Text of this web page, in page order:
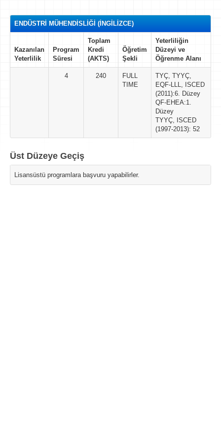
ENDÜSTRİ MÜHENDİSLİĞİ (İNGİLİZCE)
Kazanılan
Yeterlilik
Program
Süresi
Toplam
Kredi
(AKTS)
Öğretim
Şekli
Yeterliliğin
Düzeyi ve
Öğrenme Alanı
4 240
FULL
TIME
TYÇ, TYYÇ,
EQF-LLL, ISCED
(2011):6. Düzey
QF-EHEA:1.
Düzey
TYYÇ, ISCED
(1997-2013): 52
Üst Düzeye Geçiş
Lisansüstü programlara başvuru yapabilirler.